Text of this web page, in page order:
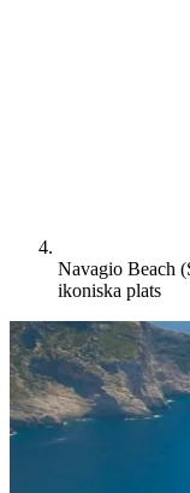
Navagio Beach
ikoniska plats